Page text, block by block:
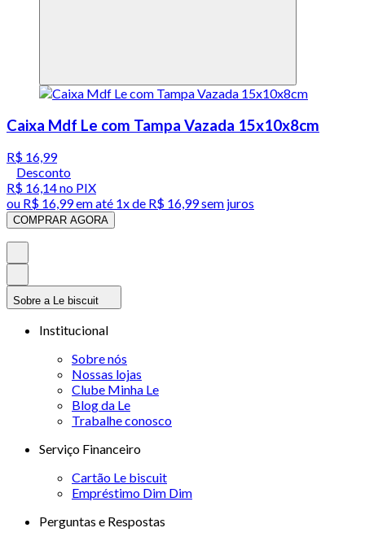
Caixa Mdf Le com Tampa Vazada 15x10x8cm
R$ 16,99
Desconto
R$ 16,14no PIX
ou R$ 16,99em até 1x de R$ 16,99sem juros
COMPRAR AGORA
Sobre a Le biscuit
Institucional
Sobre nós
Nossas lojas
Clube Minha Le
Blog da Le
Trabalhe conosco
Serviço Financeiro
Cartão Le biscuit
Empréstimo Dim Dim
Perguntas e Respostas